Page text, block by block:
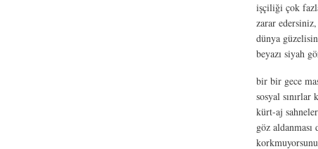
işçiliği çok
zarar
dünya
beyazı siyah
bir bir gece
sosyal sınırlar
kürt-aj
göz aldanması